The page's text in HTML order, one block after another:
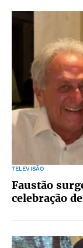
TELEVISÃO
Faustão
celebração